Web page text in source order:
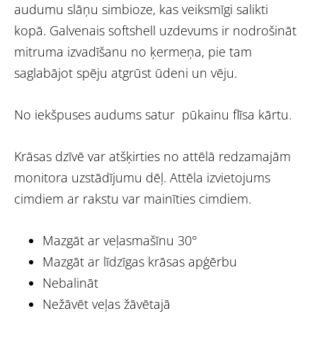
audumu slāņu simbioze, kas veiksmīgi salikti
kopā. Galvenais softshell uzdevums ir nodrošināt
mitruma izvadīšanu no ķermeņa, pie tam
saglabājot spēju atgrūst ūdeni un vēju.
No iekšpuses audums satur pūkainu flīsa kārtu.
Krāsas dzīvē var atšķirties no attēlā redzamajām
monitora uzstādījumu dēļ. Attēla izvietojums
cimdiem ar rakstu var mainīties cimdiem.
Mazgāt ar veļasmašīnu 30°
Mazgāt ar līdzīgas krāsas apģērbu
Nebalināt
Nežāvēt veļas žāvētajā